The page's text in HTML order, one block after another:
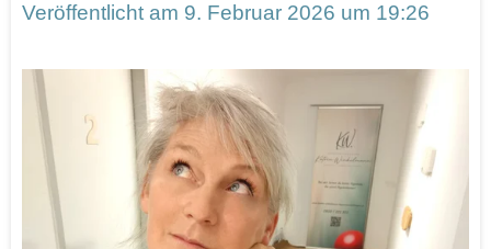
Veröffentlicht am 9. Februar 2026 um 19:26